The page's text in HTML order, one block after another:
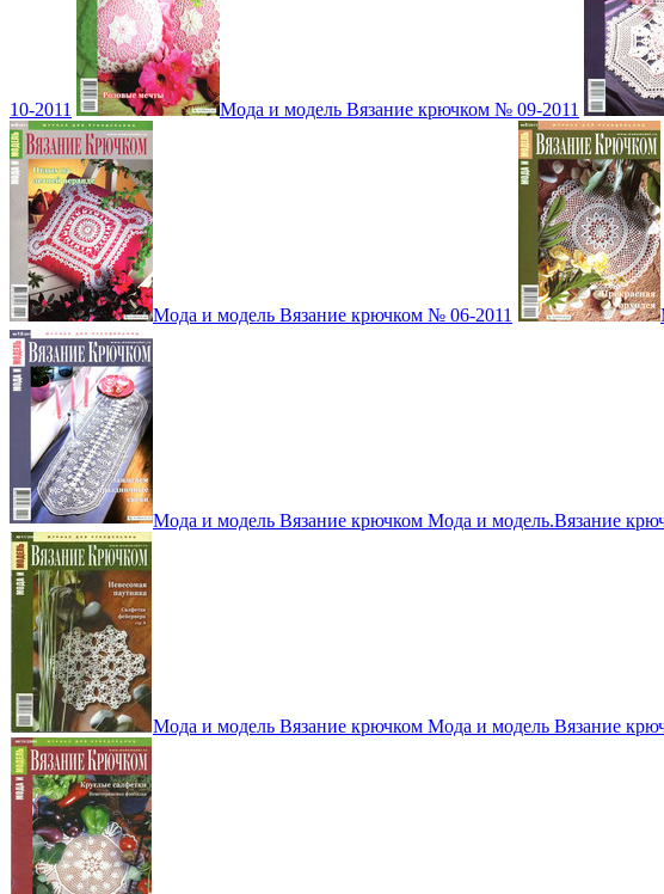
10-2011 Мода и модель Вязание крючком № 09-2011
Мода и модель Вязание крючком № 06-2011
Мода и модель Вязание крючком Мода и модель.Вязание
Мода и модель Вязание крючком Мода и модель Вязание